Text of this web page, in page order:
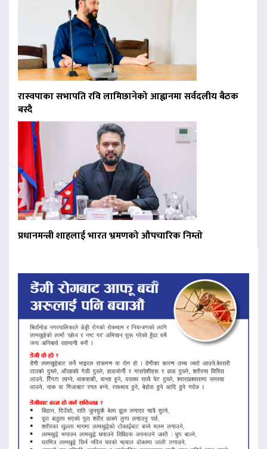
रास्वपाका सभापति रवि लामिछानेको आह्वानमा सर्वदलीय बैठक
बस्दै
प्रधानमन्त्री शाहलाई भारत भ्रमणको औपचारिक निम्तो